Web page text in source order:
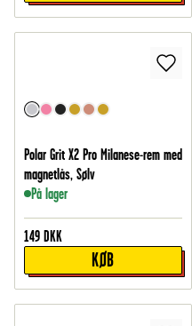
Polar Grit X2 Pro Milanese-rem med
magnetlås, Sølv
På lager
149 DKK
KØB